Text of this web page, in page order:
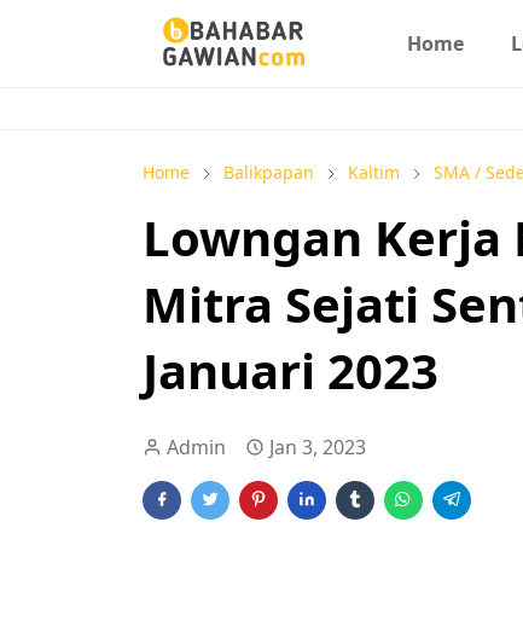
Home
Home Balikpapan Kaltim SMA /
Lowngan Kerja
Mitra Sejati
Januari 2023
Admin Jan 3, 2023